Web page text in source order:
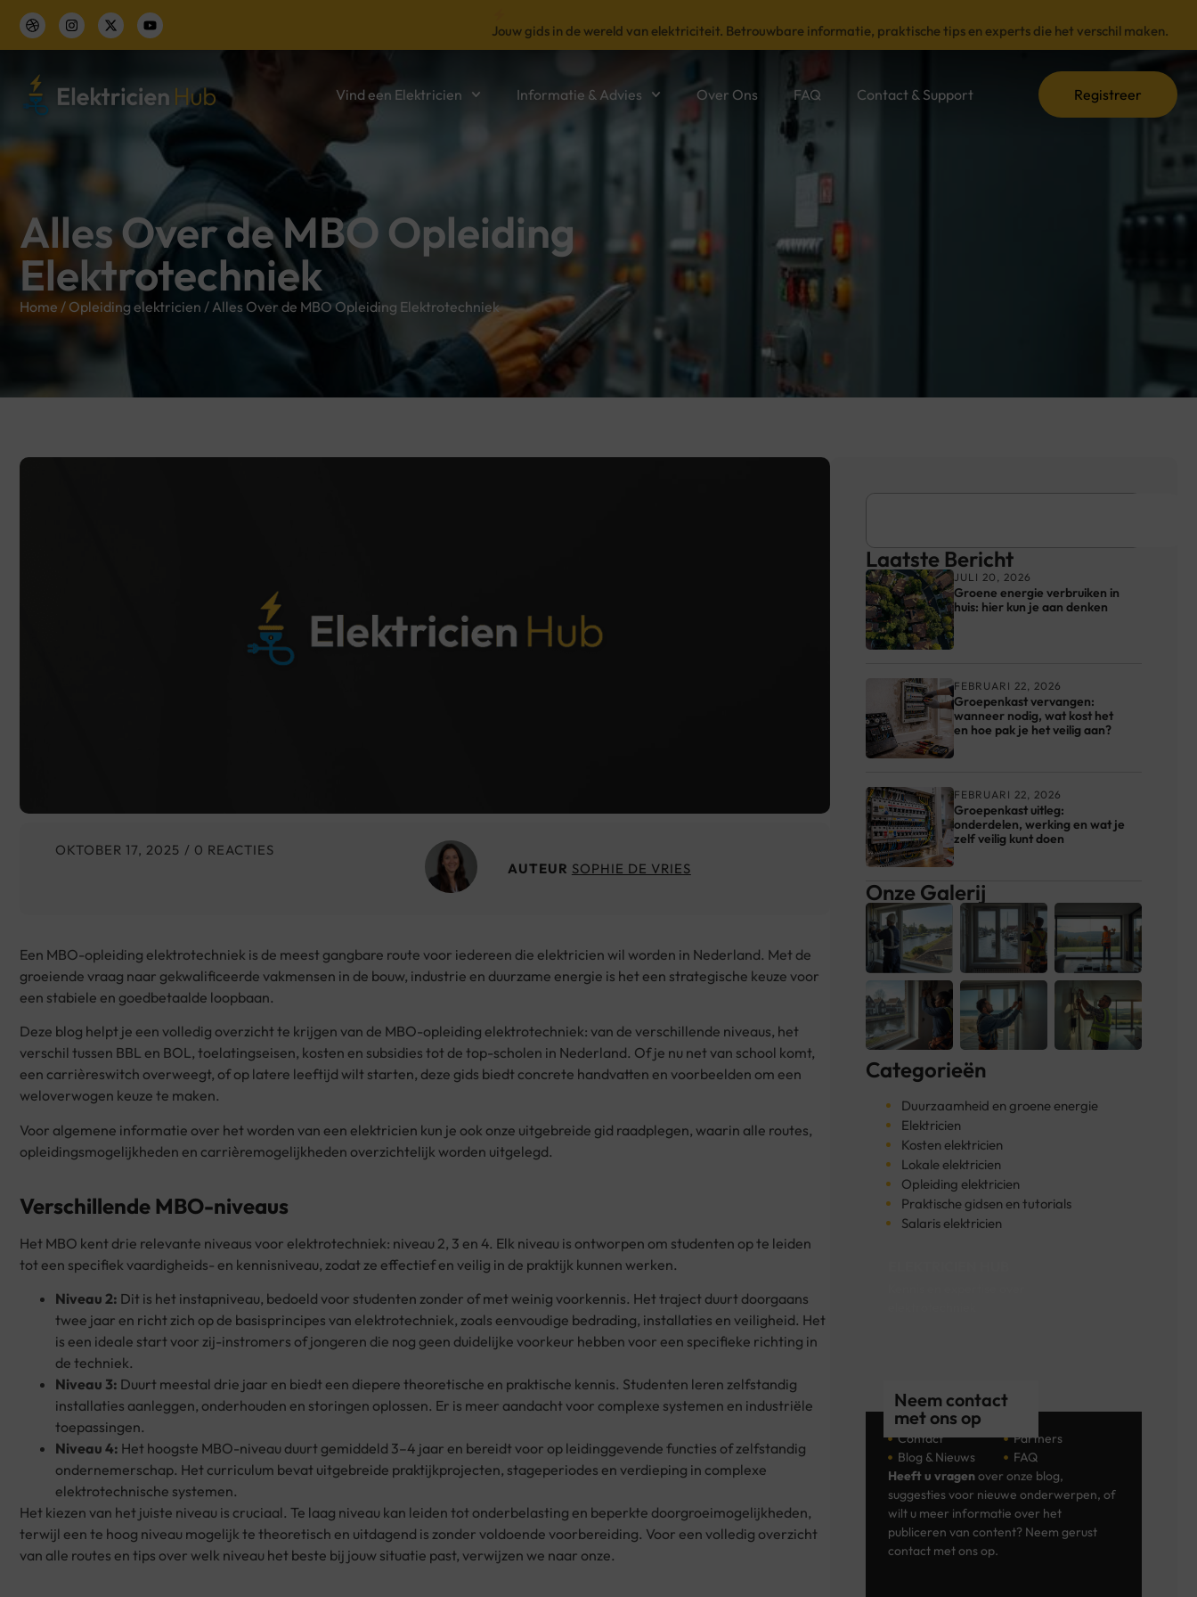
Jouw gids in de wereld van elektriciteit. Betrouwbare informatie, praktische tips en experts die het verschil maken.
Vind een Elektricien Informatie & Advies Over Ons FAQ Contact & Support Registreer
Alles Over de MBO Opleiding
Elektrotechniek
Home / Opleiding elektricien / Alles Over de MBO Opleiding Elektrotechniek
OKTOBER 17, 2025 / 0 REACTIES
AUTEUR SOPHIE DE VRIES
Een MBO-opleiding elektrotechniek is de meest gangbare route voor iedereen die elektricien wil worden in Nederland. Met de
groeiende vraag naar gekwalificeerde vakmensen in de bouw, industrie en duurzame energie is het een strategische keuze voor
een stabiele en goedbetaalde loopbaan.
Deze blog helpt je een volledig overzicht te krijgen van de MBO-opleiding elektrotechniek: van de verschillende niveaus, het
verschil tussen BBL en BOL, toelatingseisen, kosten en subsidies tot de top-scholen in Nederland. Of je nu net van school komt,
een carrièreswitch overweegt, of op latere leeftijd wilt starten, deze gids biedt concrete handvatten en voorbeelden om een
weloverwogen keuze te maken.
Voor algemene informatie over het worden van een elektricien kun je ook onze uitgebreide gid raadplegen, waarin alle routes,
opleidingsmogelijkheden en carrièremogelijkheden overzichtelijk worden uitgelegd.
Verschillende MBO-niveaus
Het MBO kent drie relevante niveaus voor elektrotechniek: niveau 2, 3 en 4. Elk niveau is ontworpen om studenten op te leiden
tot een specifiek vaardigheids- en kennisniveau, zodat ze effectief en veilig in de praktijk kunnen werken.
Niveau 2: Dit is het instapniveau, bedoeld voor studenten zonder of met weinig voorkennis. Het traject duurt doorgaans
twee jaar en richt zich op de basisprincipes van elektrotechniek, zoals eenvoudige bedrading, installaties en veiligheid. Het
is een ideale start voor zij-instromers of jongeren die nog geen duidelijke voorkeur hebben voor een specifieke richting in
de techniek.
Niveau 3: Duurt meestal drie jaar en biedt een diepere theoretische en praktische kennis. Studenten leren zelfstandig
installaties aanleggen, onderhouden en storingen oplossen. Er is meer aandacht voor complexe systemen en industriële
toepassingen.
Niveau 4: Het hoogste MBO-niveau duurt gemiddeld 3–4 jaar en bereidt voor op leidinggevende functies of zelfstandig
ondernemerschap. Het curriculum bevat uitgebreide praktijkprojecten, stageperiodes en verdieping in complexe
elektrotechnische systemen.
Het kiezen van het juiste niveau is cruciaal. Te laag niveau kan leiden tot onderbelasting en beperkte doorgroeimogelijkheden,
terwijl een te hoog niveau mogelijk te theoretisch en uitdagend is zonder voldoende voorbereiding. Voor een volledig overzicht
van alle routes en tips over welk niveau het beste bij jouw situatie past, verwijzen we naar onze.
Laatste Bericht
JULI 20, 2026
Groene energie verbruiken in
huis: hier kun je aan denken
FEBRUARI 22, 2026
Groepenkast vervangen:
wanneer nodig, wat kost het
en hoe pak je het veilig aan?
FEBRUARI 22, 2026
Groepenkast uitleg:
onderdelen, werking en wat je
zelf veilig kunt doen
Onze Galerij
Categorieën
Duurzaamheid en groene energie
Elektricien
Kosten elektricien
Lokale elektricien
Opleiding elektricien
Praktische gidsen en tutorials
Salaris elektricien
Neem contact
met ons op
Contact
Blog & Nieuws
Partners
FAQ
Heeft u vragenover onze blog,
suggesties voor nieuwe onderwerpen, of
wilt u meer informatie over het
publiceren van content? Neem gerust
contact met ons op.